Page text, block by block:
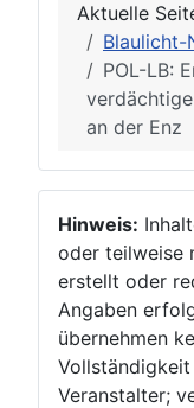
Aktuelle
Blaulicht-
POL-LB:
an der Enz
Hinweis:
oder teilweise
erstellt oder
Angaben
übernehmen
Veranstalter;